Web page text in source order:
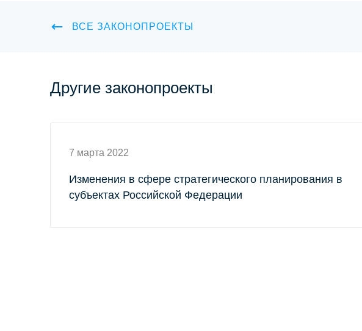
ВСЕ ЗАКОНОПРОЕКТЫ
Другие законопроекты
7 марта 2022
Изменения в сфере стратегического планирования в
субъектах Российской Федерации